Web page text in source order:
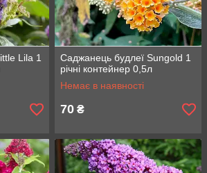
Lila 1
Саджанець будлеї Sungold 1
річні контейнер 0,5л
Немає в наявності
70 ₴